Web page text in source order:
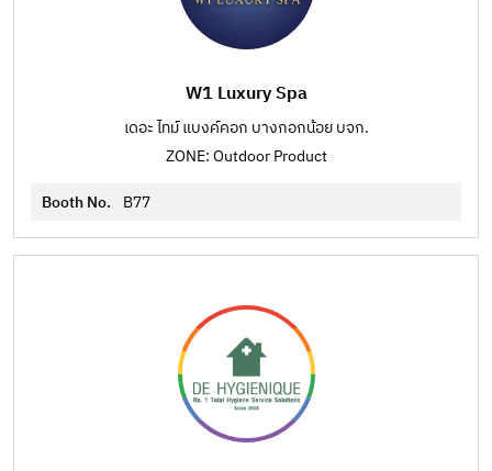
W1 Luxury Spa
เดอะ ไทม์ แบงค์คอก บางกอกน้อย บจก.
ZONE: Outdoor Product
Booth No. B77